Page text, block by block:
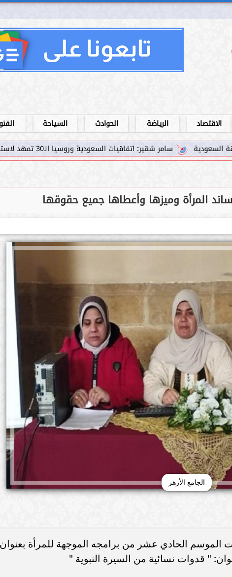
الاقتصاد الرياضة الحوادث السياحة
اتفاقيات السعودية وروسيا الـ30 تمهد لاستثمارات استراتيجية واعدة في رؤية...
ساند المرأة وميزها وأعطاها جميع حقوقها
الجامع الأزهر
الموسم الحادي عشر من برامجه الموجهة للمرأة
" قدوات نسائية من السيرة النبوية "